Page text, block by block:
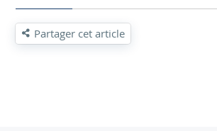
Partager cet article